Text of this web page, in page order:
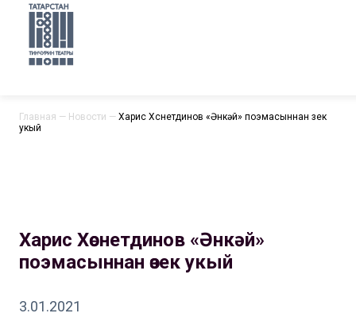
Главная — Новости — Харис Хөснетдинов «Әнкәй» поэмасыннан өзек
укый
Харис Хөснетдинов «Әнкәй»
поэмасыннан өзек укый
3.01.2021